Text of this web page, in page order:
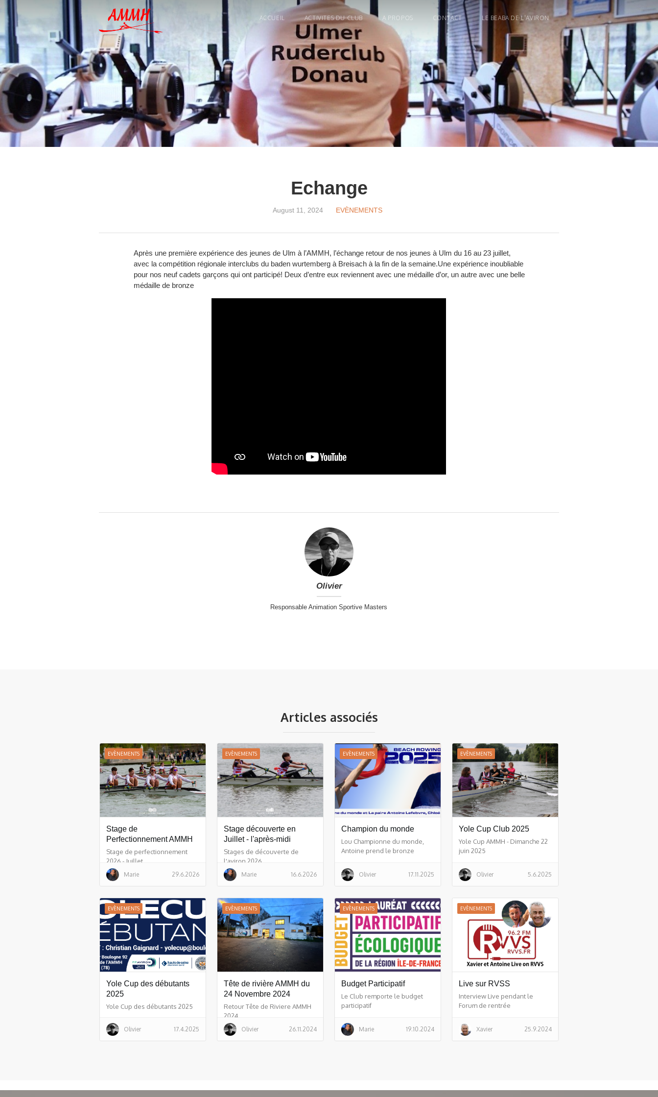
ACCUEIL ACTIVITES DU CLUB A PROPOS CONTACT LE BEABA DE L'AVIRON
Echange
August 11, 2024 EVÈNEMENTS
Après une première expérience des jeunes de Ulm à l’AMMH, l’échange retour de nos jeunes à Ulm du 16 au 23 juillet,
avec la compétition régionale interclubs du baden wurtemberg à Breisach à la fin de la semaine.Une expérience inoubliable
pour nos neuf cadets garçons qui ont participé! Deux d’entre eux reviennent avec une médaille d’or, un autre avec une belle
médaille de bronze
Olivier
Responsable Animation Sportive Masters
Articles associés
EVÈNEMENTS
Stage de
Perfectionnement AMMH
Stage de perfectionnement
2026 - Juillet
Marie 29.6.2026
EVÈNEMENTS
Stage découverte en
Juillet - l'après-midi
Stages de découverte de
l'aviron 2026
Marie 16.6.2026
EVÈNEMENTS
Champion du monde
Lou Championne du monde,
Antoine prend le bronze
Olivier 17.11.2025
EVÈNEMENTS
Yole Cup Club 2025
Yole Cup AMMH - Dimanche 22
juin 2025
Olivier 5.6.2025
EVÈNEMENTS
Yole Cup des débutants
2025
Yole Cup des débutants 2025
Olivier 17.4.2025
EVÈNEMENTS
Tête de rivière AMMH du
24 Novembre 2024
Retour Tête de Riviere AMMH
2024
Olivier 26.11.2024
EVÈNEMENTS
Budget Participatif
Le Club remporte le budget
participatif
Marie 19.10.2024
EVÈNEMENTS
Live sur RVSS
Interview Live pendant le
Forum de rentrée
Xavier 25.9.2024